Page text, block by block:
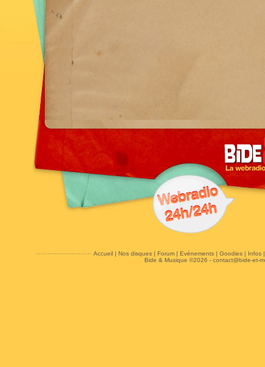
Accueil| Nos disques| Forum| Evénements| Goodies| Infos
Bide & Musique ©2026 - contact@bide-et-